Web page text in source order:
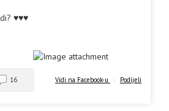
♥️♥️♥️
Vidi na Facebook-u · Podijeli
16